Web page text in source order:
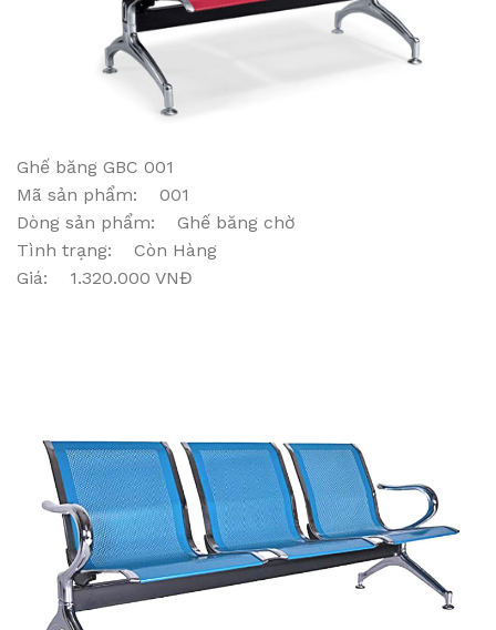
Ghế băng GBC 001
Mã sản phẩm: 001
Dòng sản phẩm: Ghế băng chờ
Tình trạng: Còn Hàng
Giá: 1.320.000 VNĐ